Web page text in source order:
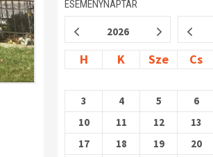
ESEMÉNYNAPTÁR
2026
H K Sze Cs
3
4 5 6
10
11 12 13
17
18 19 20